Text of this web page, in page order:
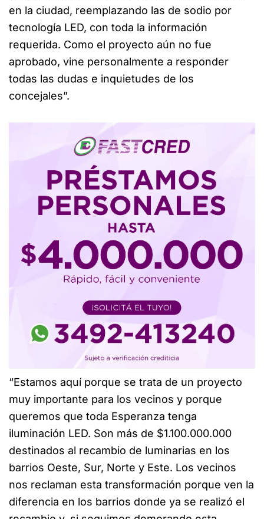
en la ciudad, reemplazando las de sodio por
tecnología LED, con toda la información
requerida. Como el proyecto aún no fue
aprobado, vine personalmente a responder
todas las dudas e inquietudes de los
concejales”.
“Estamos aquí porque se trata de un proyecto
muy importante para los vecinos y porque
queremos que toda Esperanza tenga
iluminación LED. Son más de $1.100.000.000
destinados al recambio de luminarias en los
barrios Oeste, Sur, Norte y Este. Los vecinos
nos reclaman esta transformación porque ven la
diferencia en los barrios donde ya se realizó el